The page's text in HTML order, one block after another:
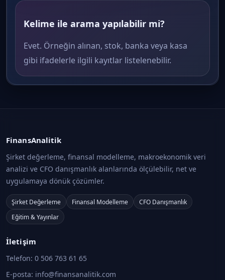
Kelime ile arama yapılabilir mi?
Evet. Örneğin alınan, stok, banka veya kasa
gibi ifadelerle ilgili kayıtlar listelenebilir.
FinansAnalitik
Şirket değerleme, finansal modelleme, makroekonomik veri
analizi ve CFO danışmanlık alanlarında ölçülebilir, net ve
uygulamaya dönük çözümler.
Şirket Değerleme Finansal Modelleme
CFO Danışmanlık
Eğitim & Yayınlar
İletişim
Telefon: 0 506 763 61 65
E-posta: info@finansanalitik.com